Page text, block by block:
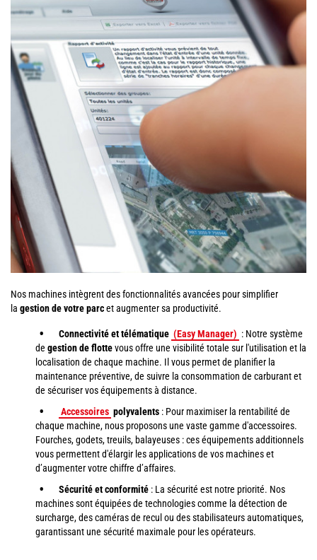
Nos machines intègrent des fonctionnalités avancées pour simplifier
la gestion de votre parcet augmenter sa productivité.
Connectivité et télématique (Easy Manager) : Notre système
de gestion de flottevous offre une visibilité totale sur l'utilisation et la
localisation de chaque machine. Il vous permet de planifier la
maintenance préventive, de suivre la consommation de carburant et
de sécuriser vos équipements à distance.
Accessoires polyvalents : Pour maximiser la rentabilité de
chaque machine, nous proposons une vaste gamme d'accessoires.
Fourches, godets, treuils, balayeuses : ces équipements additionnels
vous permettent d'élargir les applications de vos machines et
d’augmenter votre chiffre d’affaires.
Sécurité et conformité : La sécurité est notre priorité. Nos
machines sont équipées de technologies comme la détection de
surcharge, des caméras de recul ou des stabilisateurs automatiques,
garantissant une sécurité maximale pour les opérateurs.